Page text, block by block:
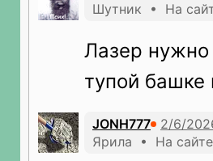
Шутник • На
Лазер
тупой башке
JONH777
Ярила • На сайте